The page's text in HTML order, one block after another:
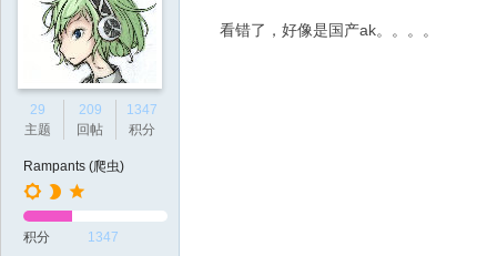
29
主题
209
回帖
1347
积分
Rampants (爬虫)
积分 1347
看错了，好像是国产ak。。。。